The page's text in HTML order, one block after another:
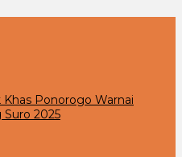
Ponorogo Warnai
Suro 2025